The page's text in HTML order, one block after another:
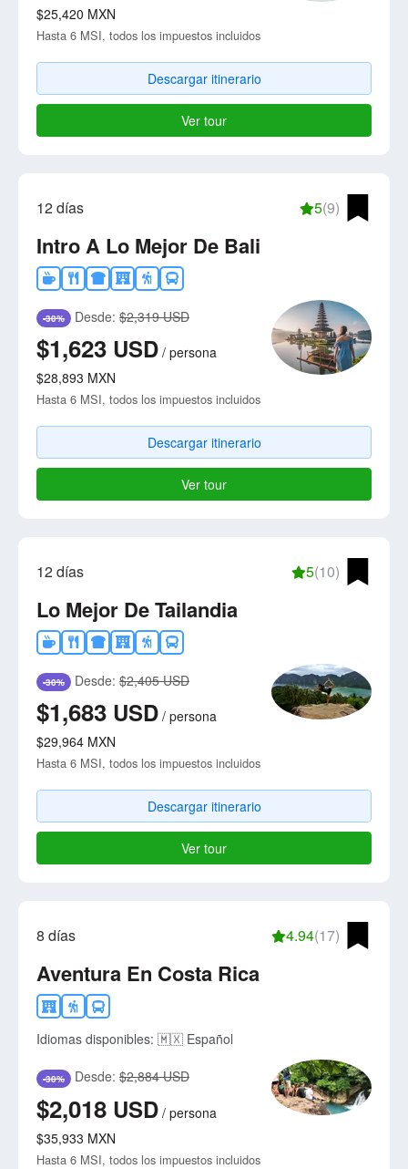
$25,420 MXN
Hasta 6 MSI, todos los impuestos incluidos
Descargar itinerario
Ver tour
12 días 5(9)
Intro A Lo Mejor De Bali
-30% Desde: $2,319 USD
$1,623 USD / persona
$28,893 MXN
Hasta 6 MSI, todos los impuestos incluidos
Descargar itinerario
Ver tour
12 días 5(10)
Lo Mejor De Tailandia
-30% Desde: $2,405 USD
$1,683 USD / persona
$29,964 MXN
Hasta 6 MSI, todos los impuestos incluidos
Descargar itinerario
Ver tour
8 días 4.94(17)
Aventura En Costa Rica
Idiomas disponibles: 🇲🇽 Español
-30% Desde: $2,884 USD
$2,018 USD / persona
$35,933 MXN
Hasta 6 MSI, todos los impuestos incluidos